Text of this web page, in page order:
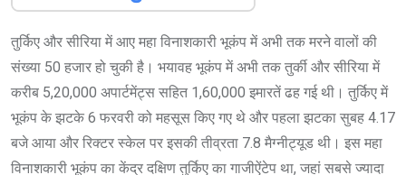
तुर्किए और सीरिया में आए महा विनाशकारी भूकंप में अभी तक मरने वालों की
संख्या 50 हजार हो चुकी है। भयावह भूकंप में अभी तक तुर्की और सीरिया में
करीब 5,20,000 अपार्टमेंट्स सहित 1,60,000 इमारतें ढह गई थी। तुर्किए में
भूकंप के झटके 6 फरवरी को महसूस किए गए थे और पहला झटका सुबह 4.17
बजे आया और रिक्टर स्केल पर इसकी तीव्रता 7.8 मैग्नीट्यूड थी। इस महा
विनाशकारी भूकंप का केंद्र दक्षिण तुर्किए का गाजीऐंटेप था, जहां सबसे ज्यादा